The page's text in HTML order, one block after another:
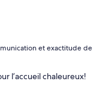
et exactitude de
l’accueil chaleureux!